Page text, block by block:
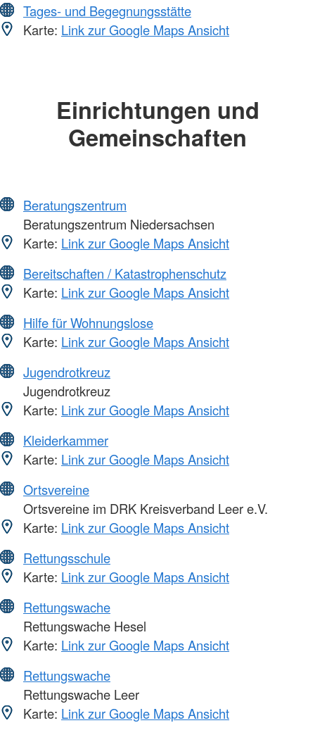
Tages- und Begegnungsstätte
Karte: Link zur Google Maps Ansicht
Einrichtungen und
Gemeinschaften
Beratungszentrum
Beratungszentrum Niedersachsen
Karte: Link zur Google Maps Ansicht
Bereitschaften / Katastrophenschutz
Karte: Link zur Google Maps Ansicht
Hilfe für Wohnungslose
Karte: Link zur Google Maps Ansicht
Jugendrotkreuz
Jugendrotkreuz
Karte: Link zur Google Maps Ansicht
Kleiderkammer
Karte: Link zur Google Maps Ansicht
Ortsvereine
Ortsvereine im DRK Kreisverband Leer e.V.
Karte: Link zur Google Maps Ansicht
Rettungsschule
Karte: Link zur Google Maps Ansicht
Rettungswache
Rettungswache Hesel
Karte: Link zur Google Maps Ansicht
Rettungswache
Rettungswache Leer
Karte: Link zur Google Maps Ansicht